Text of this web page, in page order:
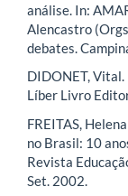
análise. In:
Alencastro
debates.
DIDONET, Vital.
Líber Livro
FREITAS,
no Brasil: 10
Revista
Set. 2002.